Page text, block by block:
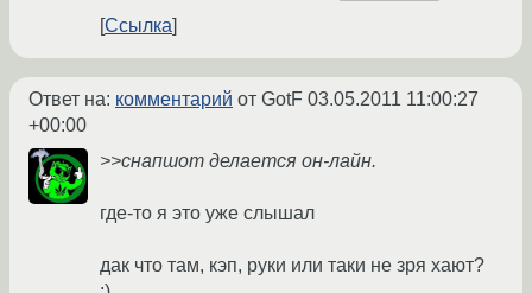
Ссылка
Ответ на: комментарий от GotF 03.05.2011 11:00:27
+00:00
>>снапшот делается он-лайн.
где-то я это уже слышал
дак что там, кэп, руки или таки не зря хают?